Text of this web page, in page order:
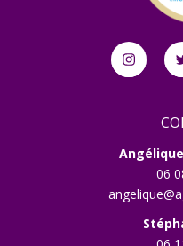
06